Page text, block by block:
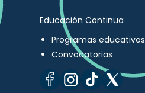
Educación Continua
Programas educativos
Convocatorias